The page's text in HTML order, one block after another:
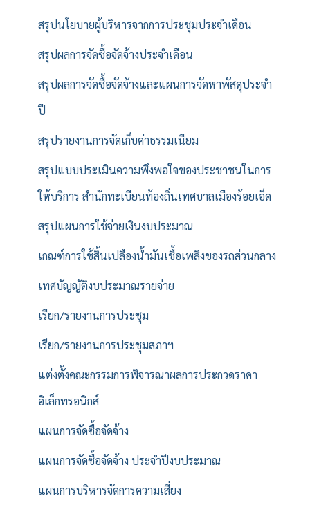
สรุปนโยบายผู้บริหารจากการประชุมประจำเดือน
สรุปผลการจัดซื้อจัดจ้างประจำเดือน
สรุปผลการจัดซื้อจัดจ้างและแผนการจัดหาพัสดุประจำ
ปี
สรุปรายงานการจัดเก็บค่าธรรมเนียม
สรุปแบบประเมินความพึงพอใจของประชาชนในการ
ให้บริการ สำนักทะเบียนท้องถิ่นเทศบาลเมืองร้อยเอ็ด
สรุปแผนการใช้จ่ายเงินงบประมาณ
เกณฑ์การใช้สิ้นเปลืองน้ำมันเชื้อเพลิงของรถส่วนกลาง
เทศบัญญัติงบประมาณรายจ่าย
เรียก/รายงานการประชุม
เรียก/รายงานการประชุมสภาฯ
แต่งตั้งคณะกรรมการพิจารณาผลการประกวดราคา
อิเล็กทรอนิกส์
แผนการจัดซื้อจัดจ้าง
แผนการจัดซื้อจัดจ้าง ประจำปีงบประมาณ
แผนการบริหารจัดการความเสี่ยง